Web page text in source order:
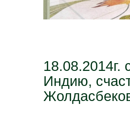
18.08.2014г.
Индию,